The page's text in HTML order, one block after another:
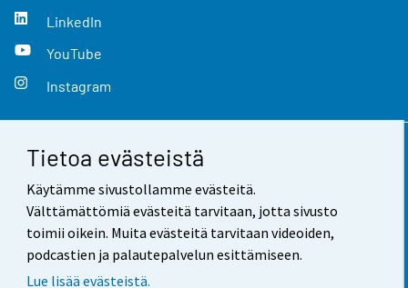
Tietoa evästeistä
Käytämme sivustollamme evästeitä.
Välttämättömiä evästeitä tarvitaan, jotta sivusto
toimii oikein. Muita evästeitä tarvitaan videoiden,
podcastien ja palautepalvelun esittämiseen.
Lue lisää evästeistä.
LinkedIn
YouTube
Instagram
Yhteystiedot
Palaute
Käyttöehdot